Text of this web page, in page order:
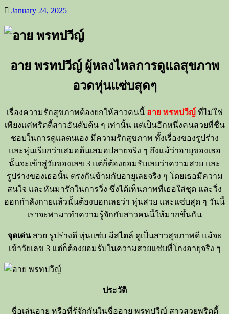
January 24, 2025
อาย พรทปวีญ์ ผู้หลงไหลการดูแลสุขภาพ
อวดหุ่นแซ่บสุดๆ
เรื่องความรักสุขภาพต้องยกให้สาวคนนี้ อาย พรทปวีญ์ ที่ไม่ใช่
เพียงแค่พริตตี้สาวอันดับต้น ๆ เท่านั้น แต่เป็นอีกหนึ่งคนสวยที่ชื่น
ชอบในการดูแลตนเอง มีความรักสุขภาพ ทั้งเรื่องของรูปร่าง
และหุ่นเรียกว่าเสมอต้นเสมอปลายจริง ๆ ถึงแม้ว่าอายุของเธอ
นั้นจะเข้าสู่วัยของเลข 3 แต่ก็ต้องยอมรับเลยว่าความสวย และ
รูปร่างของเธอนั้น ตรงกันข้ามกับอายุเลยจริง ๆ โดยเธอมีความ
สนใจ และหันมารักในการวิ่ง ซึ่งได้เห็นภาพที่เธอใส่ชุด และวิ่ง
ออกกำลังกายแล้วนั้นต้องบอกเลยว่า หุ่นสวย และแซ่บสุด ๆ วันนี้
เราจะพามาทำความรู้จักกับสาวคนนี้ให้มากขึ้นกัน
จุดเด่นสวย รูปร่างดี หุ่นแซ่บ มีสไตล์ ดูเป็นสาวสุขภาพดี แม้จะ
เข้าวัยเลข 3 แต่ก็ต้องยอมรับในความสวยแซ่บที่โกงอายุจริง ๆ
ประวัติ
ชื่อเล่นอาย หรือที่รู้จักกันในชื่ออาย พรทปวีญ์ สาวสวยพริตตี้